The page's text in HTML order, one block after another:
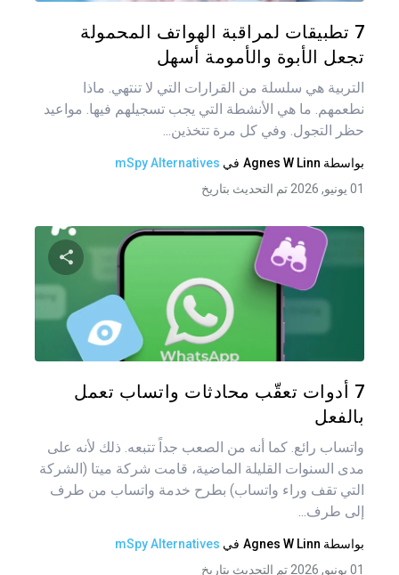
7 تطبيقات لمراقبة الهواتف المحمولة
تجعل الأبوة والأمومة أسهل
التربية هي سلسلة من القرارات التي لا تنتهي. ماذا
نطعمهم. ما هي الأنشطة التي يجب تسجيلهم فيها. مواعيد
حظر التجول. وفي كل مرة تتخذين...
بواسطة Agnes W Linn في mSpy Alternatives
01 يونيو, 2026 تم التحديث بتاريخ
7 أدوات تعقّب محادثات واتساب تعمل
بالفعل
واتساب رائع. كما أنه من الصعب جداً تتبعه. ذلك لأنه على
مدى السنوات القليلة الماضية، قامت شركة ميتا (الشركة
التي تقف وراء واتساب) بطرح خدمة واتساب من طرف
إلى طرف...
بواسطة Agnes W Linn في mSpy Alternatives
01 يونيو, 2026 تم التحديث بتاريخ